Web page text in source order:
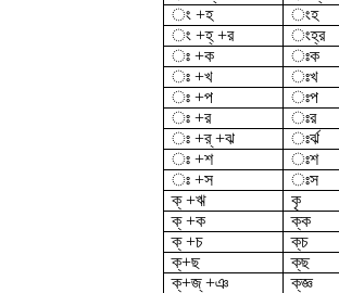
ং +হ
ংহ
ং +হ্ +র
ংহ্র
ঃ +ক
ঃক
ঃ +খ
ঃখ
ঃ +প
ঃপ
ঃ +র
ঃর
ঃ +র্ +ঝ
ঃর্ঝ
ঃ +শ
ঃশ
ঃ +স
ঃস
ক্ +ঋ
কৃ
ক্ +ক
ক্ক
ক্ +চ
ক্‌চ
ক্‌+ছ
ক্‌ছ
ক্‌+জ্ +ঞ
ক্‌জ্ঞ